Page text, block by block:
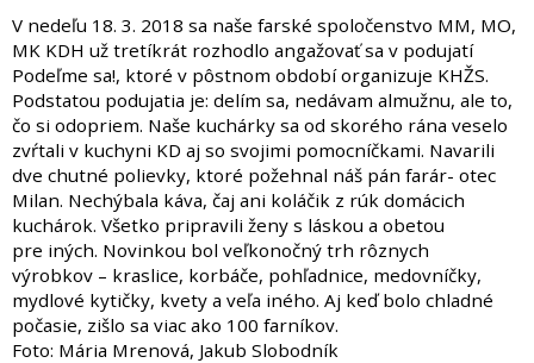
V nedeľu 18. 3. 2018 sa naše farské spoločenstvo MM, MO,
MK KDH už tretíkrát rozhodlo angažovať sa v podujatí
Podeľme sa!, ktoré v pôstnom období organizuje KHŽS.
Podstatou podujatia je: delím sa, nedávam almužnu, ale to,
čo si odopriem. Naše kuchárky sa od skorého rána veselo
zvŕtali v kuchyni KD aj so svojimi pomocníčkami. Navarili
dve chutné polievky, ktoré požehnal náš pán farár- otec
Milan. Nechýbala káva, čaj ani koláčik z rúk domácich
kuchárok. Všetko pripravili ženy s láskou a obetou
pre iných. Novinkou bol veľkonočný trh rôznych
výrobkov – kraslice, korbáče, pohľadnice, medovníčky,
mydlové kytičky, kvety a veľa iného. Aj keď bolo chladné
počasie, zišlo sa viac ako 100 farníkov.
Foto: Mária Mrenová, Jakub Slobodník